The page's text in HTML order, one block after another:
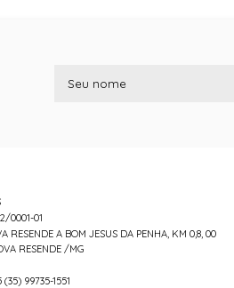
0001-01
RESENDE A BOM JESUS DA PENHA, KM 0,8, 00
RESENDE /MG
99735-1551